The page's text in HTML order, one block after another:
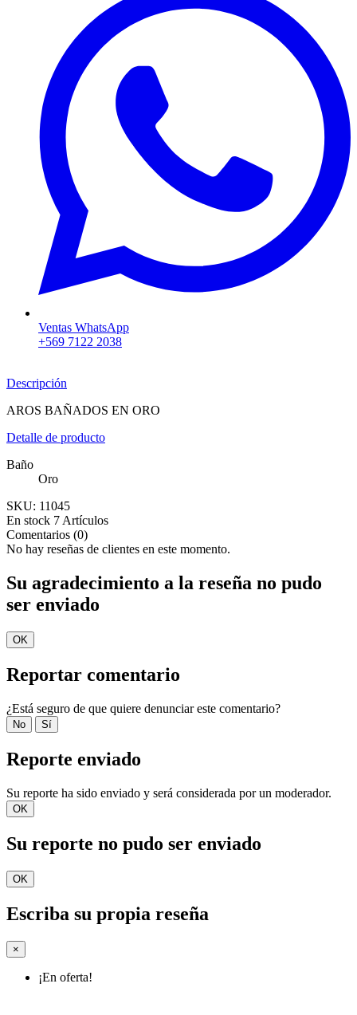
Ventas WhatsApp
+569 7122 2038
Descripción
AROS BAÑADOS EN ORO
Detalle de producto
Baño
Oro
SKU: 11045
En stock 7 Artículos
Comentarios (0)
No hay reseñas de clientes en este momento.
Su agradecimiento a la reseña no pudo
ser enviado
OK
Reportar comentario
¿Está seguro de que quiere denunciar este comentario?
No Sí
Reporte enviado
Su reporte ha sido enviado y será considerada por un moderador.
OK
Su reporte no pudo ser enviado
OK
Escriba su propia reseña
×
¡En oferta!